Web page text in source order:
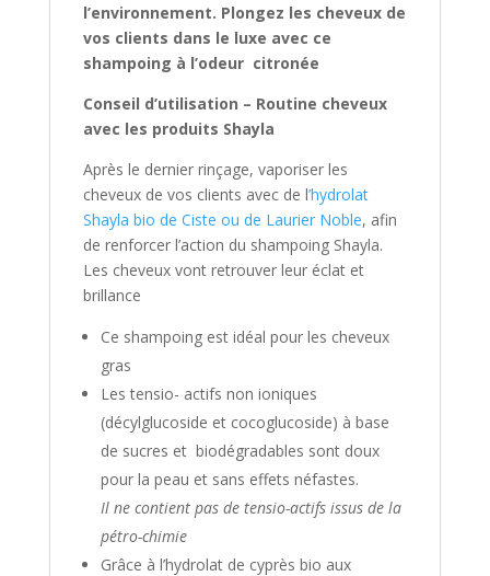
l’environnement. Plongez les cheveux de
vos clients dans le luxe avec ce
shampoing à l’odeur citronée
Conseil d’utilisation – Routine cheveux
avec les produits Shayla
Après le dernier rinçage, vaporiser les
cheveux de vos clients avec de l’hydrolat
Shayla bio de Ciste ou de Laurier Noble, afin
de renforcer l’action du shampoing Shayla.
Les cheveux vont retrouver leur éclat et
brillance
Ce shampoing est idéal pour les cheveux
gras
Les tensio- actifs non ioniques
(décylglucoside et cocoglucoside) à base
de sucres et biodégradables sont doux
pour la peau et sans effets néfastes.
Il ne contient pas de tensio-actifs issus de la
pétro-chimie
Grâce à l’hydrolat de cyprès bio aux